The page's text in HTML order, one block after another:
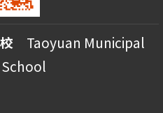
Taoyuan Municipal